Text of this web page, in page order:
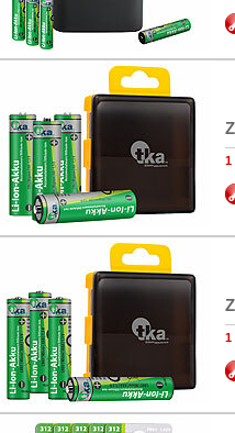
1
1